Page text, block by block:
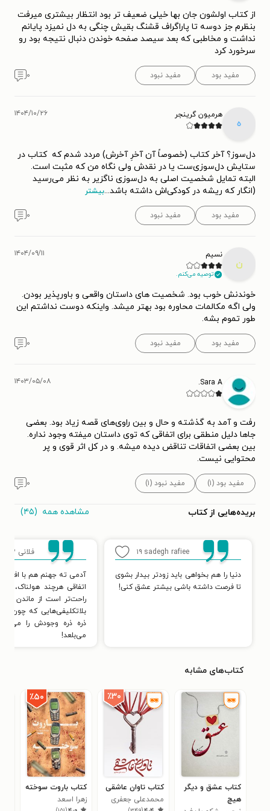
از کتاب اولشون جان بها خیلی ضعیف تر بود انتظار بیشتری میرفت
بنظرم جز دوسه تا پاراگراف قشنگ بقیش چنگی به دل نمیزد پایانم
نداشت و مخاطبی که بعد سیصد صفحه خوندن دنبال نتیجه بود رو
سرخورد کرد
مفید بود مفید نبود ۰
ه
هرمیون گرینجر ۱۴۰۴/۱۰/۲۶
‎دل‌سوز؟ آخر کتاب (خصوصاً آن آخرِ آخرش) مردد شدم که ‎ کتاب در
ستایش دل‌سوزی‌ست یا در نقدش ولی نگاه من که مثبت است.
البته تمایل شخصیت اصلی به دل‌سوزی ناگزیر به نظر می‌رسید
(انگار که ریشه در کودکی‌اش داشته باشد...بیشتر
مفید بود مفید نبود ۰
ن
نسیم
توصیه می‌کنم.
۱۴۰۴/۰۹/۱۱
خوندنش خوب بود. شخصیت های داستان واقعی و باورپذیر بودن.
ولی اگه مکالمات محاوره بود بهتر میشد. واینکه دوست نداشتم این
طور تموم بشه.
مفید بود مفید نبود ۰
Sara A. ۱۴۰۳/۰۵/۰۸
رفت و آمد به گذشته و حال و بین راوی‌های قصه زیاد بود. بعضی
جاها دلیل منطقی برای اتفاقی که توی داستان میفته وجود نداره.
بین بعضی اتفاقات تناقض دیده میشه. و در کل اثر قوی و پر
محتوایی نیست.
مفید بود (۱) مفید نبود (۱) ۰
بریده‌هایی از کتاب مشاهده همه (۴۵)
sadegh rafiee ۱۹
دنیا را هم بخواهی باید زودتر بیدار بشوی
تا فرصت داشته باشی بیشتر عشق کنی!
فلانی ۱۲
آدمی ته جهنم هم با
اتفاقی هرچند هولناک،
راحت‌تر است از ماندن در
بلاتکلیفی‌هایی که چون
ذره ذره وجودش را
می‌بلعد!
کتاب‌های مشابه
کتاب عشق و دیگر
هیچ
٪۳۰
کتاب تاوان عاشقی
محمدعلی جعفری
٪۵۰
کتاب باروت سوخته
زهرا اسعد